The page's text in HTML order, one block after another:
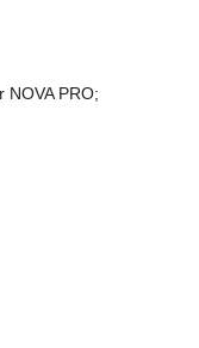
NOVA PRO;